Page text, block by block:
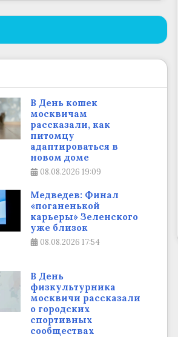
В День кошек
москвичам
рассказали, как
питомцу
адаптироваться в
новом доме
08.08.2026 19:09
Медведев: Финал
«поганенькой
карьеры» Зеленского
уже близок
08.08.2026 17:54
В День
физкультурника
москвичи рассказали
о городских
спортивных
сообществах